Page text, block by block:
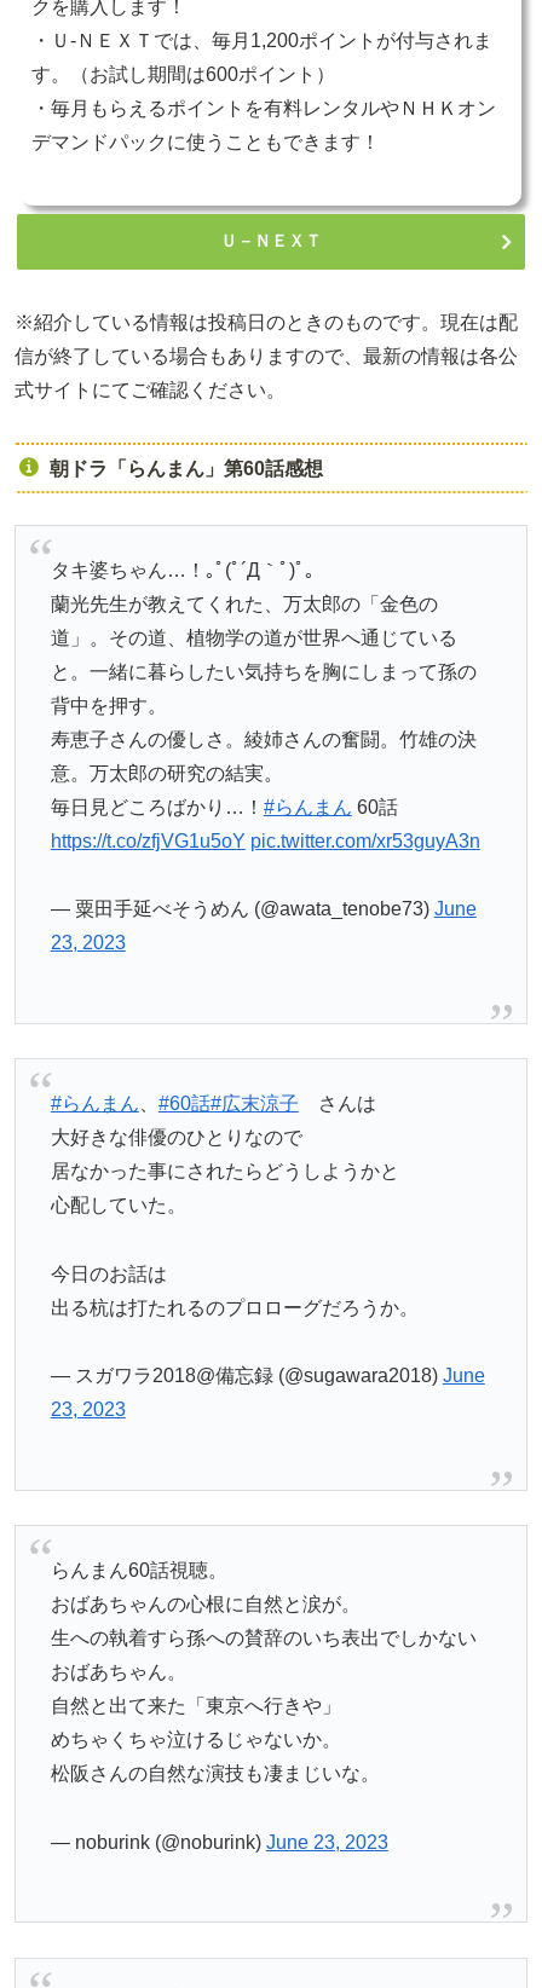
クを購入します！
・Ｕ-ＮＥＸＴでは、毎月1,200ポイントが付与されま
す。（お試し期間は600ポイント）
・毎月もらえるポイントを有料レンタルやＮＨＫオン
デマンドパックに使うこともできます！
Ｕ－ＮＥＸＴ
※紹介している情報は投稿日のときのものです。現在は配
信が終了している場合もありますので、最新の情報は各公
式サイトにてご確認ください。
朝ドラ「らんまん」第60話感想
タキ婆ちゃん…！｡ﾟ(ﾟ´Д｀ﾟ)ﾟ｡
蘭光先生が教えてくれた、万太郎の「金色の
道」。その道、植物学の道が世界へ通じている
と。一緒に暮らしたい気持ちを胸にしまって孫の
背中を押す。
寿恵子さんの優しさ。綾姉さんの奮闘。竹雄の決
意。万太郎の研究の結実。
毎日見どころばかり…！ #らんまん 60話
https://t.co/zfjVG1u5oY pic.twitter.com/xr53guyA3n
— 粟田手延べそうめん (@awata_tenobe73) June
23, 2023
#らんまん #60話#広末涼子 さんは
大好きな俳優のひとりなので
居なかった事にされたらどうしようかと
心配していた。
今日のお話は
出る杭は打たれるのプロローグだろうか。
— スガワラ2018@備忘録 (@sugawara2018) June
23, 2023
らんまん60話視聴。
おばあちゃんの心根に自然と涙が。
生への執着すら孫への賛辞のいち表出でしかない
おばあちゃん。
自然と出て来た「東京へ行きや」
めちゃくちゃ泣けるじゃないか。
松阪さんの自然な演技も凄まじいな。
— noburink (@noburink) June 23, 2023